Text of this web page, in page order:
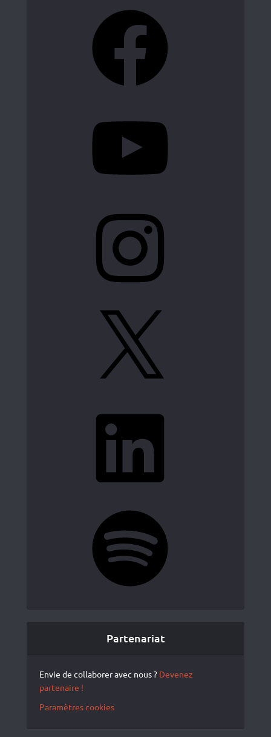
Partenariat
Envie de collaborer avec nous ? Devenez
partenaire !
Paramètres cookies